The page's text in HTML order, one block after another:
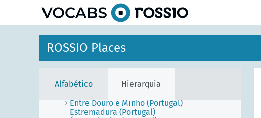
ROSSIO Places
Alfabético Hierarquia
Continental Portugal
Alentejo (Portugal)
Algarve (Portugal)
Beja District (Portugal)
Bragança District (Portugal)
Central Portugal (Portugal)
Entre Douro e Minho (Portugal)
Estremadura (Portugal)